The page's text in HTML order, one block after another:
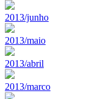
2013/junho
2013/maio
2013/abril
2013/marco